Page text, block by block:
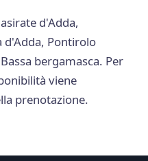
d'Adda,
d'Adda, Pontirolo
bergamasca. Per
viene
prenotazione.